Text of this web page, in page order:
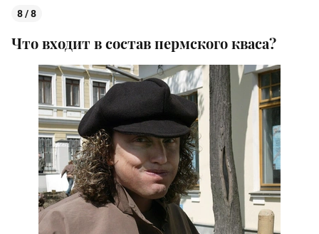
8 / 8
Что входит в состав пермского кваса?